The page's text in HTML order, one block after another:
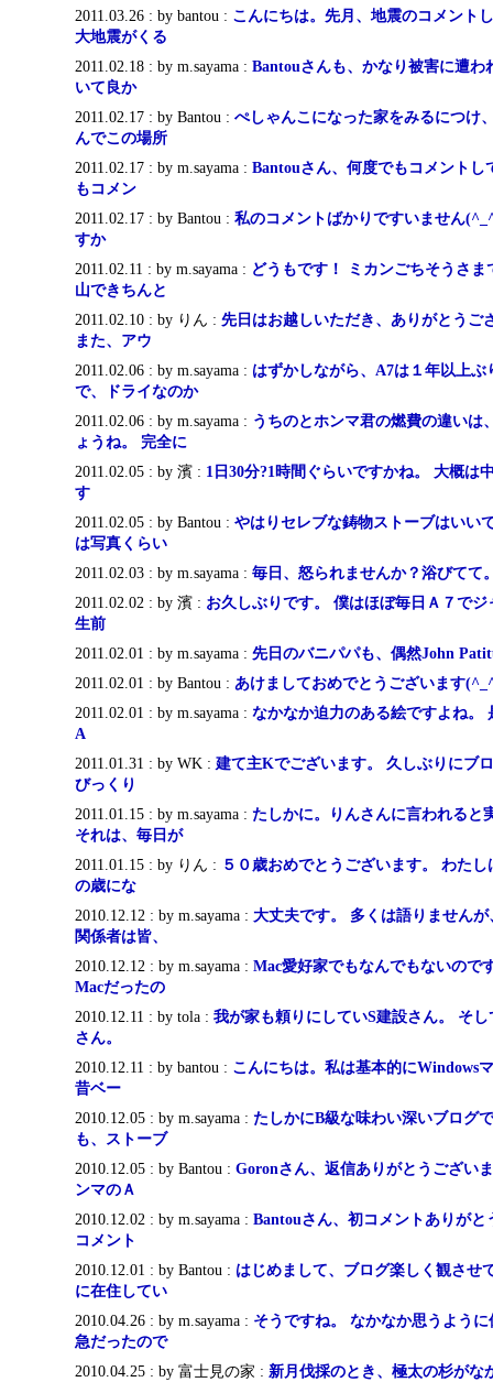
2011.03.26 : by bantou : こんにちは。先月、地震のコメント
大地震がくる
2011.02.18 : by m.sayama : Bantouさんも、かなり被害に遭わ
いて良か
2011.02.17 : by Bantou : ぺしゃんこになった家をみるにつけ
んでこの場所
2011.02.17 : by m.sayama : Bantouさん、何度でもコメントし
もコメン
2011.02.17 : by Bantou : 私のコメントばかりですいません
すか
2011.02.11 : by m.sayama : どうもです！ ミカンごちそうさ
山できちんと
2011.02.10 : by りん : 先日はお越しいただき、ありがとうご
また、アウ
2011.02.06 : by m.sayama : はずかしながら、A7は１年以上ぶ
で、ドライなのか
2011.02.06 : by m.sayama : うちのとホンマ君の燃費の違いは
ょうね。 完全に
2011.02.05 : by 濱 : 1日30分?1時間ぐらいですかね。 大概は
す
2011.02.05 : by Bantou : やはりセレブな鋳物ストーブはいい
は写真くらい
2011.02.03 : by m.sayama : 毎日、怒られませんか？浴びてて
2011.02.02 : by 濱 : お久しぶりです。 僕はほぼ毎日Ａ７で
生前
2011.02.01 : by m.sayama : 先日のバニパパも、偶然John
2011.02.01 : by Bantou : あけましておめでとうございます
2011.02.01 : by m.sayama : なかなか迫力のある絵ですよね。
A
2011.01.31 : by WK : 建て主Kでございます。 久しぶりにブ
びっくり
2011.01.15 : by m.sayama : たしかに。りんさんに言われると
それは、毎日が
2011.01.15 : by りん : ５０歳おめでとうございます。 わた
の歳にな
2010.12.12 : by m.sayama : 大丈夫です。 多くは語りません
関係者は皆、
2010.12.12 : by m.sayama : Mac愛好家でもなんでもないので
Macだったの
2010.12.11 : by tola : 我が家も頼りにしていS建設さん。 そ
さん。
2010.12.11 : by bantou : こんにちは。私は基本的にWindows
昔ベー
2010.12.05 : by m.sayama : たしかにB級な味わい深いブログ
も、ストーブ
2010.12.05 : by Bantou : Goronさん、返信ありがとうござい
ンマのＡ
2010.12.02 : by m.sayama : Bantouさん、初コメントありが
コメント
2010.12.01 : by Bantou : はじめまして、ブログ楽しく観させ
に在住してい
2010.04.26 : by m.sayama : そうですね。 なかなか思うよう
急だったので
2010.04.25 : by 富士見の家 : 新月伐採のとき、極太の杉がな